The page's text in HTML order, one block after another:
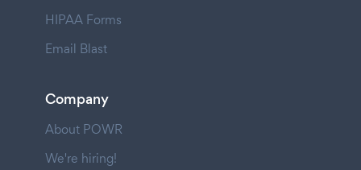
HIPAA Forms
Email Blast
Company
About POWR
We're hiring!